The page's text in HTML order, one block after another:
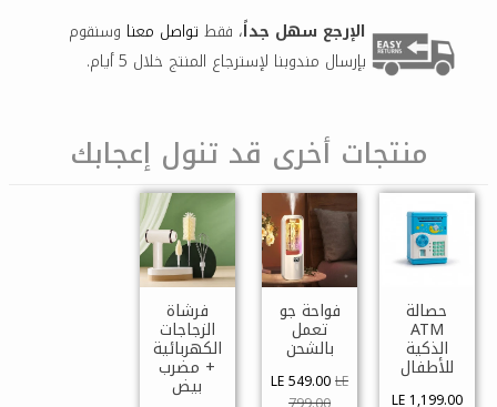
الإرجع سهل جداً، فقط تواصل معنا وسنقوم
بإرسال مندوبنا لإسترجاع المنتج خلال 5 أيام.
منتجات أخرى قد تنول إعجابك
حصالة
ATM
الذكية
للأطفال
LE 1,199.00
فواحة جو
تعمل
بالشحن
LE 549.00LE
فرشاة
الزجاجات
الكهربائية
+ مضرب
بيض